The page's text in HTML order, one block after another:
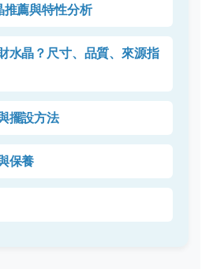
薦與特性分析
水晶？尺寸、品質、來源指
擺設方法
保養